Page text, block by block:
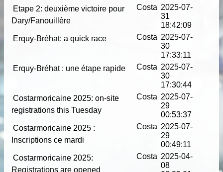
Etape 2: deuxième victoire pour
Dary/Fanouillère
Costa 2025-07-
31
18:42:09
Erquy-Bréhat: a quick race
Costa 2025-07-
30
17:33:11
Erquy-Bréhat : une étape rapide
Costa 2025-07-
30
17:30:44
Costarmoricaine 2025: on-site
registrations this Tuesday
Costa 2025-07-
29
00:53:37
Costarmoricaine 2025 :
Inscriptions ce mardi
Costa 2025-07-
29
00:49:11
Costarmoricaine 2025:
Registrations are opened
Costa 2025-04-
08